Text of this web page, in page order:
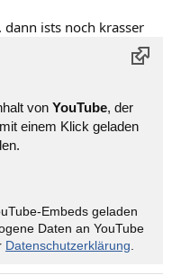
ists noch krasser
von YouTube, der
einem Klick geladen
Embeds geladen
Daten an YouTube
Datenschutzerklärung